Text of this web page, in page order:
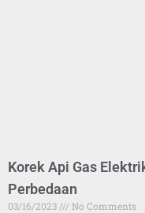
Korek Api Gas
Perbedaan
03/16/2023
No Comments